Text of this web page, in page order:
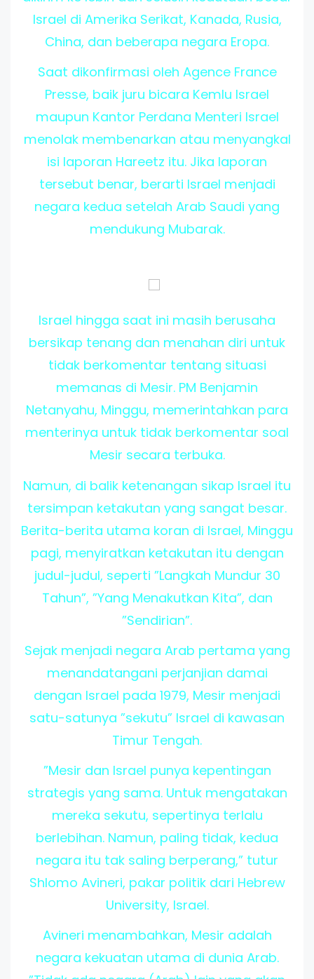
Israel di Amerika Serikat, Kanada, Rusia,
China, dan beberapa negara Eropa.
Saat dikonfirmasi oleh Agence France
Presse, baik juru bicara Kemlu Israel
maupun Kantor Perdana Menteri Israel
menolak membenarkan atau menyangkal
isi laporan Hareetz itu. Jika laporan
tersebut benar, berarti Israel menjadi
negara kedua setelah Arab Saudi yang
mendukung Mubarak.
Israel hingga saat ini masih berusaha
bersikap tenang dan menahan diri untuk
tidak berkomentar tentang situasi
memanas di Mesir. PM Benjamin
Netanyahu, Minggu, memerintahkan para
menterinya untuk tidak berkomentar soal
Mesir secara terbuka.
Namun, di balik ketenangan sikap Israel itu
tersimpan ketakutan yang sangat besar.
Berita-berita utama koran di Israel, Minggu
pagi, menyiratkan ketakutan itu dengan
judul-judul, seperti ”Langkah Mundur 30
Tahun”, ”Yang Menakutkan Kita”, dan
”Sendirian”.
Sejak menjadi negara Arab pertama yang
menandatangani perjanjian damai
dengan Israel pada 1979, Mesir menjadi
satu-satunya ”sekutu” Israel di kawasan
Timur Tengah.
”Mesir dan Israel punya kepentingan
strategis yang sama. Untuk mengatakan
mereka sekutu, sepertinya terlalu
berlebihan. Namun, paling tidak, kedua
negara itu tak saling berperang,” tutur
Shlomo Avineri, pakar politik dari Hebrew
University, Israel.
Avineri menambahkan, Mesir adalah
negara kekuatan utama di dunia Arab.